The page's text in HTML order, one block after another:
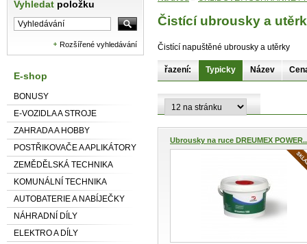
Vyhledat položku
Rozšířené vyhledávání
E-shop
BONUSY
E-VOZIDLA A STROJE
ZAHRADA A HOBBY
POSTŘIKOVAČE A APLIKÁTORY
ZEMĚDĚLSKÁ TECHNIKA
KOMUNÁLNÍ TECHNIKA
AUTOBATERIE A NABÍJEČKY
NÁHRADNÍ DÍLY
ELEKTRO A DÍLY
Čistící ubrousky a
Čistící napuštěné ubrousky a utěrky
řazení: Typicky Název
Ubrousky na ruce DREUMEX